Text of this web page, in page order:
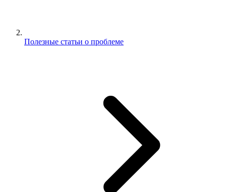
Полезные статьи о проблеме